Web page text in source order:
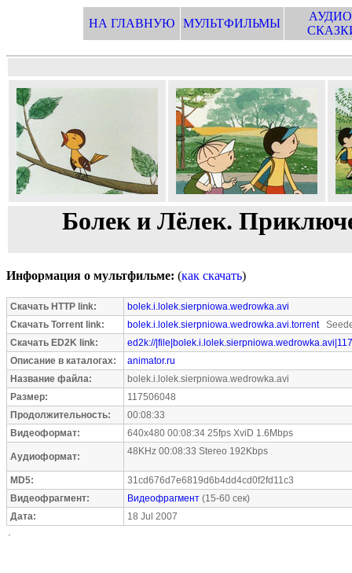
НА ГЛАВНУЮ МУЛЬТФИЛЬМЫ
Болек и Лёлек.
Информация о мультфильме: (как скачать)
Скачать HTTP link:
bolek.i.lolek.sierpniowa.wedrowka.avi
Скачать Torrent link:
bolek.i.lolek.sierpniowa.wedrowka.avi.torrent
Скачать ED2K link:
ed2k://
Описание в каталогах:
animator.ru
Название файла:
bolek.i.lolek.sierpniowa.wedrowka.avi
Размер:
117506048
Продолжительность:
00:08:33
Видеоформат:
640x480 00:08:34 25fps XviD 1.6Mbps
Аудиоформат: 48KHz 00:08:33 Stereo 192Kbps
MD5:
31cd676d7e6819d6b4dd4cd0f2fd11c3
Видеофрагмент:
Видеофрагмент (15-60 сек)
Дата:
18 Jul 2007